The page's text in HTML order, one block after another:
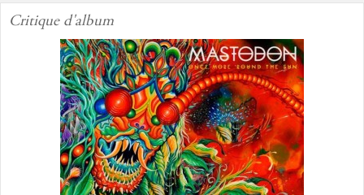
Critique d'album